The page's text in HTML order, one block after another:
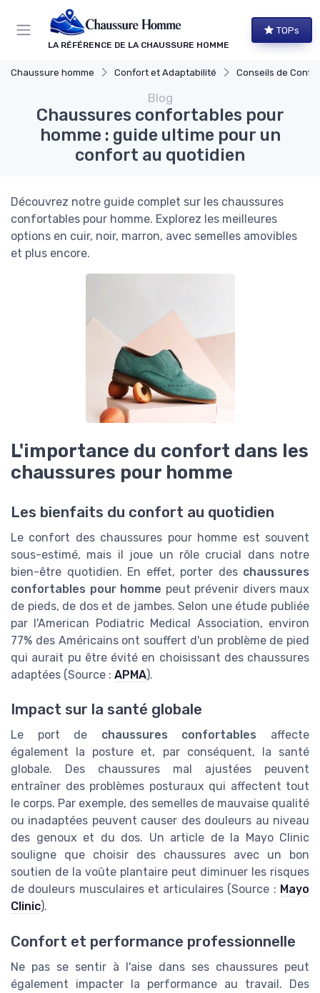
LA RÉFÉRENCE DE LA CHAUSSURE HOMME
TOPs
Chaussure homme Confort et Adaptabilité Conseils de Confort au
Blog
Chaussures confortables pour
homme : guide ultime pour un
confort au quotidien
Découvrez notre guide complet sur les chaussures
confortables pour homme. Explorez les meilleures
options en cuir, noir, marron, avec semelles amovibles
et plus encore.
L'importance du confort dans les
chaussures pour homme
Les bienfaits du confort au quotidien
Le confort des chaussures pour homme est souvent
sous-estimé, mais il joue un rôle crucial dans notre
bien-être quotidien. En effet, porter des chaussures
confortables pour homme peut prévenir divers maux
de pieds, de dos et de jambes. Selon une étude publiée
par l'American Podiatric Medical Association, environ
77% des Américains ont souffert d'un problème de pied
qui aurait pu être évité en choisissant des chaussures
adaptées (Source : APMA).
Impact sur la santé globale
Le port de chaussures confortables affecte
également la posture et, par conséquent, la santé
globale. Des chaussures mal ajustées peuvent
entraîner des problèmes posturaux qui affectent tout
le corps. Par exemple, des semelles de mauvaise qualité
ou inadaptées peuvent causer des douleurs au niveau
des genoux et du dos. Un article de la Mayo Clinic
souligne que choisir des chaussures avec un bon
soutien de la voûte plantaire peut diminuer les risques
de douleurs musculaires et articulaires (Source : Mayo
Clinic).
Confort et performance professionnelle
Ne pas se sentir à l'aise dans ses chaussures peut
également impacter la performance au travail. Des
Panneau de gestion des cookies